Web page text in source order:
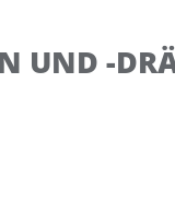
UND -